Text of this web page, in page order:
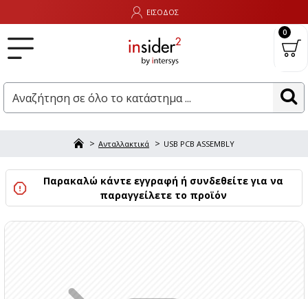
ΕΙΣΟΔΟΣ
0
Ανταλλακτικά USB PCB ASSEMBLY
Παρακαλώ κάντε εγγραφή ή συνδεθείτε για να
παραγγείλετε το προϊόν